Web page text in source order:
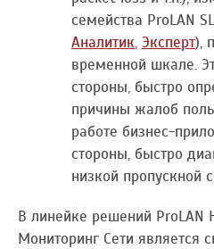
семейства ProLAN
Аналитик, Эксперт),
временной шкале.
стороны, быстро
причины жалоб
работе бизнес-
стороны, быстро
низкой пропускной
В линейке решений ProLAN
Мониторинг Сети является